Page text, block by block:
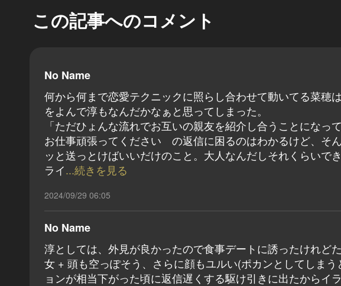
この記事へのコメント
No Name
何から何まで恋愛テクニックに照らし合わせて動いてる菜穂
をよんで淳もなんだかなぁと思ってしまった。
「ただひょんな流れでお互いの親友を紹介し合うことになっ
お仕事頑張ってください の返信に困るのはわかるけど、そ
ッと送っとけばいいだけのこと。大人なんだしそれくらいでき
ライ...続きを見る
2024/09/29 06:05
No Name
淳としては、外見が良かったので食事デートに誘ったけれど
女 + 頭も空っぽそう、さらに顔もユルい(ポカンとしてしま
ョンが相当下がった頃に返信遅くする駆け引きに出たからイ